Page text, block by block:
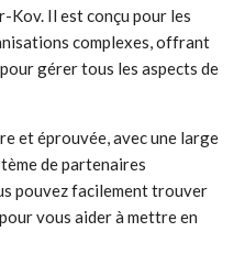
Il est conçu pour les
complexes, offrant
gérer tous les aspects de
et éprouvée, avec une large
de partenaires
pouvez facilement trouver
vous aider à mettre en